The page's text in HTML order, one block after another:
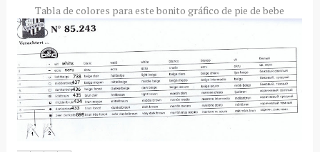
Tabla de colores para este bonito gráfico de pie de bebe